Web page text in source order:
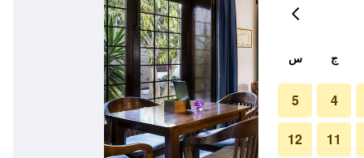
ج س
4
5
11
12